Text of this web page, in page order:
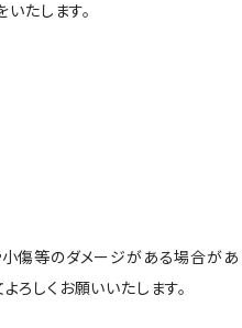
たします。
傷等のダメージがある場合があ
しくお願いいたします。